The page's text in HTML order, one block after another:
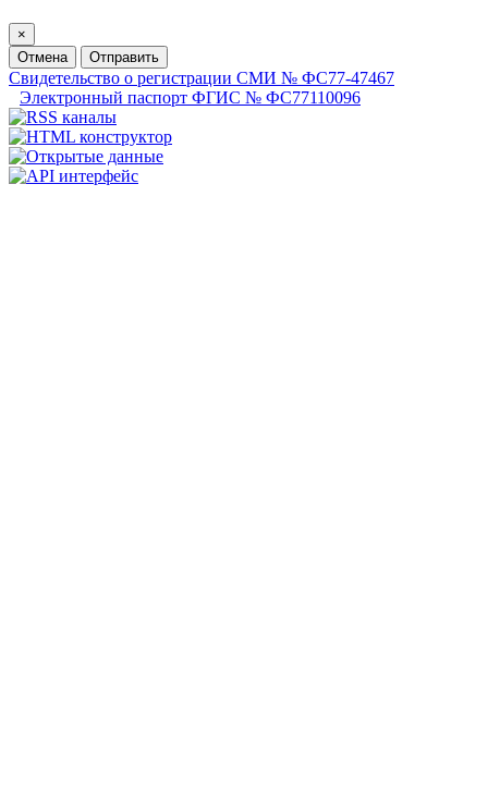
×
Отмена
Отправить
Свидетельство о регистрации СМИ № ФС77-47467
Электронный паспорт ФГИС № ФС77110096